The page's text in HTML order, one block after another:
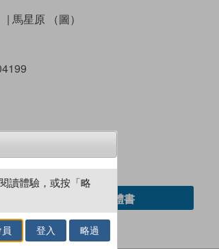
| 馬星原 （圖）
借閱實體書
讀體驗，或按「略
登入 略過